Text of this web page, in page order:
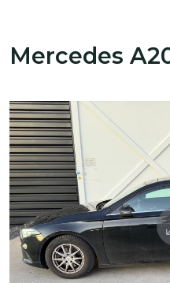
Mercedes